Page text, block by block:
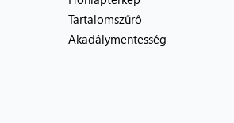
Tartalomszűrő
Akadálymentesség